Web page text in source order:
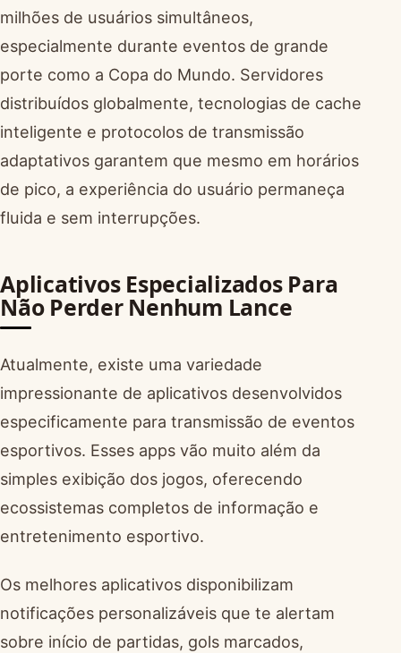
milhões de usuários simultâneos,
especialmente durante eventos de grande
porte como a Copa do Mundo. Servidores
distribuídos globalmente, tecnologias de cache
inteligente e protocolos de transmissão
adaptativos garantem que mesmo em horários
de pico, a experiência do usuário permaneça
fluida e sem interrupções.
Aplicativos Especializados Para
Não Perder Nenhum Lance
Atualmente, existe uma variedade
impressionante de aplicativos desenvolvidos
especificamente para transmissão de eventos
esportivos. Esses apps vão muito além da
simples exibição dos jogos, oferecendo
ecossistemas completos de informação e
entretenimento esportivo.
Os melhores aplicativos disponibilizam
notificações personalizáveis que te alertam
sobre início de partidas, gols marcados,